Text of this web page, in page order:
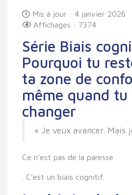
Mis à jour : 4 janvier 2026
Affichages : 7374
Série Biais
Pourquoi tu
ta zone de
même quand
changer
« Je veux avancer. Mais
Ce n’est pas de la paresse
. C’est un biais cognitif.